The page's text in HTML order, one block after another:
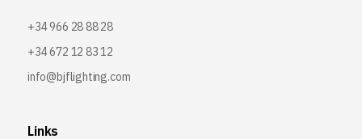
+34 966 28 88 28
+34 672 12 83 12
info@bjflighting.com
Links